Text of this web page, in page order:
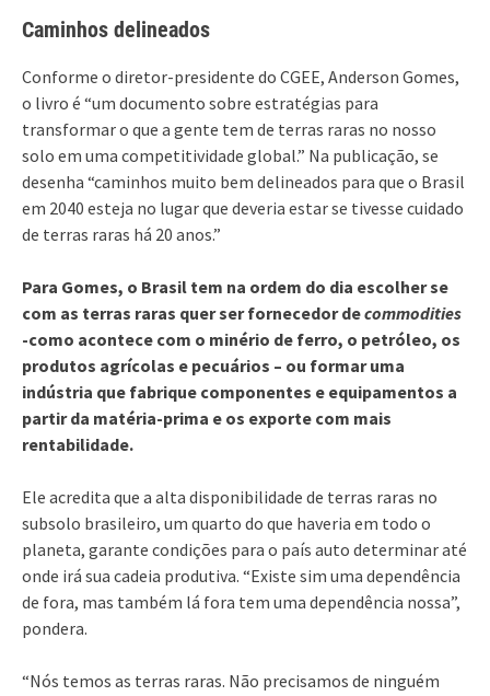
Caminhos delineados
Conforme o diretor-presidente do CGEE, Anderson Gomes,
o livro é “um documento sobre estratégias para
transformar o que a gente tem de terras raras no nosso
solo em uma competitividade global.” Na publicação, se
desenha “caminhos muito bem delineados para que o Brasil
em 2040 esteja no lugar que deveria estar se tivesse cuidado
de terras raras há 20 anos.”
Para Gomes, o Brasil tem na ordem do dia escolher se
com as terras raras quer ser fornecedor decommodities
-como acontece com o minério de ferro, o petróleo, os
produtos agrícolas e pecuários – ou formar uma
indústria que fabrique componentes e equipamentos a
partir da matéria-prima e os exporte com mais
rentabilidade.
Ele acredita que a alta disponibilidade de terras raras no
subsolo brasileiro, um quarto do que haveria em todo o
planeta, garante condições para o país auto determinar até
onde irá sua cadeia produtiva. “Existe sim uma dependência
de fora, mas também lá fora tem uma dependência nossa”,
pondera.
“Nós temos as terras raras. Não precisamos de ninguém